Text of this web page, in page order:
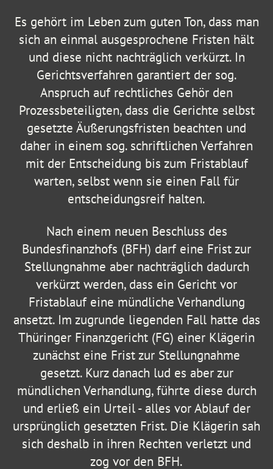
Es gehört im Leben zum guten Ton, dass man
sich an einmal ausgesprochene Fristen hält
und diese nicht nachträglich verkürzt. In
Gerichtsverfahren garantiert der sog.
Anspruch auf rechtliches Gehör den
Prozessbeteiligten, dass die Gerichte selbst
gesetzte Äußerungsfristen beachten und
daher in einem sog. schriftlichen Verfahren
mit der Entscheidung bis zum Fristablauf
warten, selbst wenn sie einen Fall für
entscheidungsreif halten.
Nach einem neuen Beschluss des
Bundesfinanzhofs (BFH) darf eine Frist zur
Stellungnahme aber nachträglich dadurch
verkürzt werden, dass ein Gericht vor
Fristablauf eine mündliche Verhandlung
ansetzt. Im zugrunde liegenden Fall hatte das
Thüringer Finanzgericht (FG) einer Klägerin
zunächst eine Frist zur Stellungnahme
gesetzt. Kurz danach lud es aber zur
mündlichen Verhandlung, führte diese durch
und erließ ein Urteil - alles vor Ablauf der
ursprünglich gesetzten Frist. Die Klägerin sah
sich deshalb in ihren Rechten verletzt und
zog vor den BFH.